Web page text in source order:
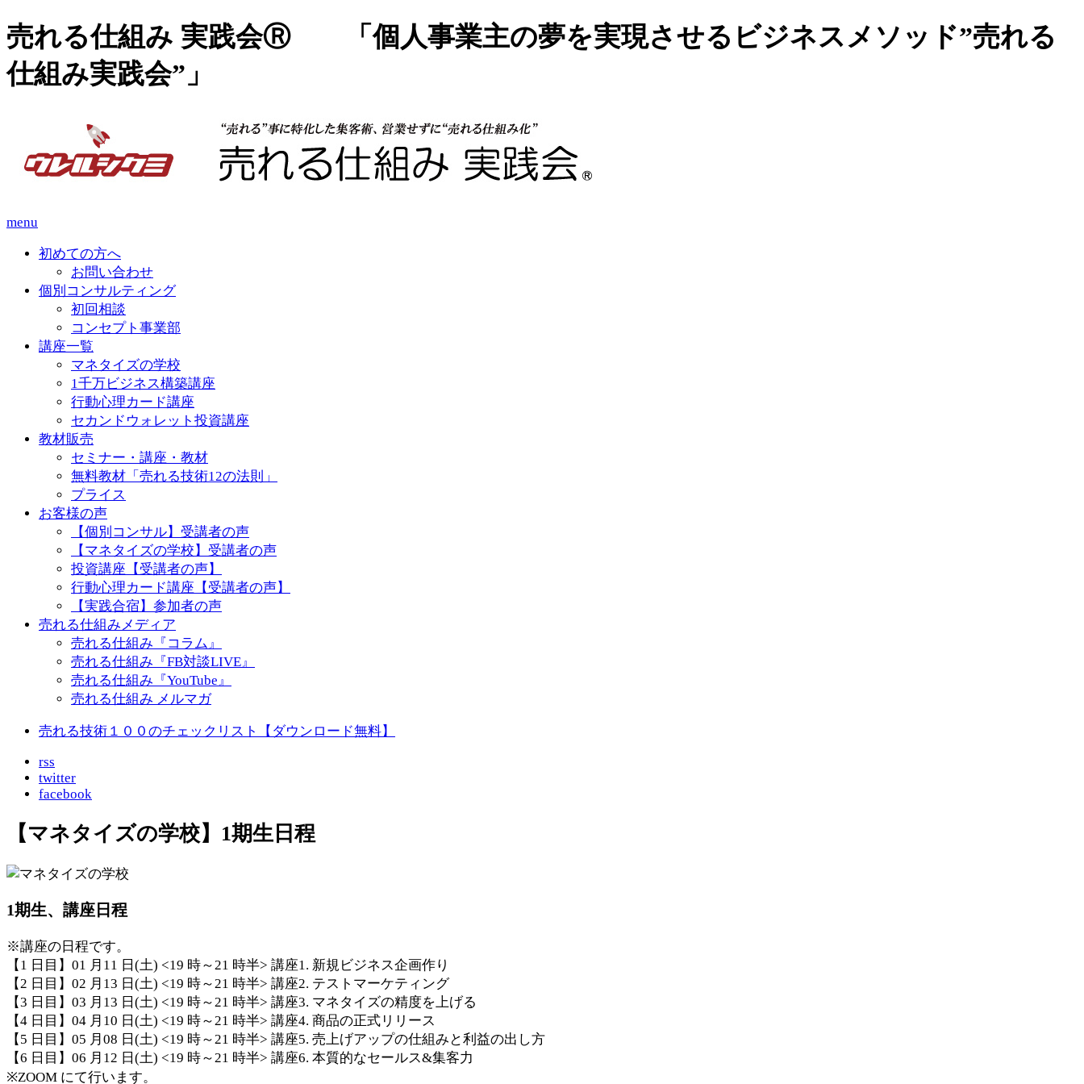
売れる仕組み 実践会Ⓡ 「個人事業主の夢を実現させるビジネスメソッド”売れる
仕組み実践会”」
menu
初めての方へ
お問い合わせ
個別コンサルティング
初回相談
コンセプト事業部
講座一覧
マネタイズの学校
1千万ビジネス構築講座
行動心理カード講座
セカンドウォレット投資講座
教材販売
セミナー・講座・教材
無料教材「売れる技術12の法則」
プライス
お客様の声
【個別コンサル】受講者の声
【マネタイズの学校】受講者の声
投資講座【受講者の声】
行動心理カード講座【受講者の声】
【実践合宿】参加者の声
売れる仕組みメディア
売れる仕組み『コラム』
売れる仕組み『FB対談LIVE』
売れる仕組み『YouTube』
売れる仕組み メルマガ
売れる技術１００のチェックリスト【ダウンロード無料】
rss
twitter
facebook
【マネタイズの学校】1期生日程
1期生、講座日程
※講座の日程です。
【1 日目】01 月11 日(土) <19 時～21 時半> 講座1. 新規ビジネス企画作り
【2 日目】02 月13 日(土) <19 時～21 時半> 講座2. テストマーケティング
【3 日目】03 月13 日(土) <19 時～21 時半> 講座3. マネタイズの精度を上げる
【4 日目】04 月10 日(土) <19 時～21 時半> 講座4. 商品の正式リリース
【5 日目】05 月08 日(土) <19 時～21 時半> 講座5. 売上げアップの仕組みと利益の出し方
【6 日目】06 月12 日(土) <19 時～21 時半> 講座6. 本質的なセールス&集客力
※ZOOM にて行います。